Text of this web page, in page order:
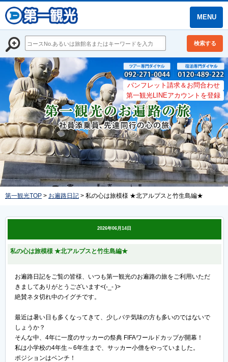
MENU
検索する
パンフレット請求＆お問合わせ
第一観光LINEアカウントを登録
第一観光TOP > お遍路日記 > 私の心は旅模様 ★北アルプスと竹生島編★
2026年06月14日
私の心は旅模様 ★北アルプスと竹生島編★
お遍路日記をご覧の皆様、いつも第一観光のお遍路の旅をご利用いただ
きましてありがとうございます<(-_- )>
絶賛ネタ切れ中のイグチです。
最近は暑い日も多くなってきて、少しバテ気味の方も多いのではないで
しょうか？
そんな中、4年に一度のサッカーの祭典 FIFAワールドカップが開幕！
私は小学校の4年生～6年生まで、サッカー小僧をやっていました。
ポジションはベンチ！